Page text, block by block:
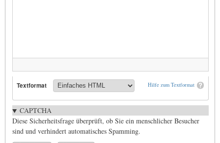
Hilfe zum Textformat
Textformat
CAPTCHA
Diese Sicherheitsfrage überprüft, ob Sie ein menschlicher Besucher
sind und verhindert automatisches Spamming.